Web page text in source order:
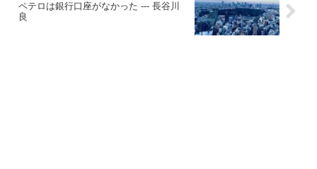
ペテロは銀行口座がなかった --- 長谷川
良